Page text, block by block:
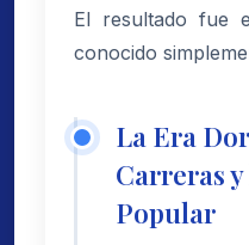
El resultado fue
conocido
La Era
Carreras
Popular